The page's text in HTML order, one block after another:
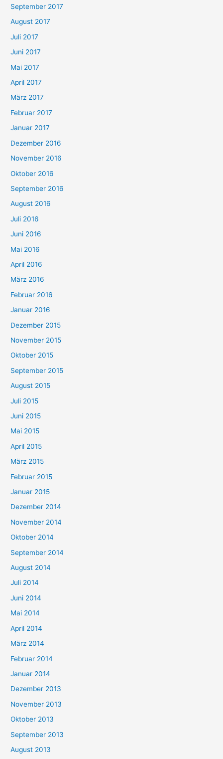
September 2017
August 2017
Juli 2017
Juni 2017
Mai 2017
April 2017
März 2017
Februar 2017
Januar 2017
Dezember 2016
November 2016
Oktober 2016
September 2016
August 2016
Juli 2016
Juni 2016
Mai 2016
April 2016
März 2016
Februar 2016
Januar 2016
Dezember 2015
November 2015
Oktober 2015
September 2015
August 2015
Juli 2015
Juni 2015
Mai 2015
April 2015
März 2015
Februar 2015
Januar 2015
Dezember 2014
November 2014
Oktober 2014
September 2014
August 2014
Juli 2014
Juni 2014
Mai 2014
April 2014
März 2014
Februar 2014
Januar 2014
Dezember 2013
November 2013
Oktober 2013
September 2013
August 2013